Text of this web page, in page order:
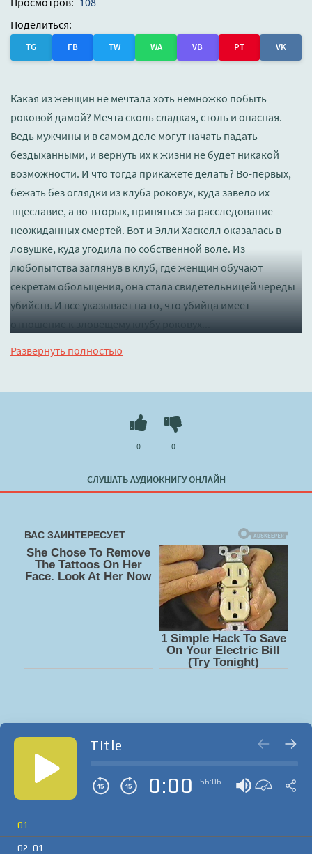
Поделиться:
TG FB TW WA VB PT VK
Какая из женщин не мечтала хоть немножко побыть
роковой дамой? Мечта сколь сладкая, столь и опасная.
Ведь мужчины и в самом деле могут начать падать
бездыханными, и вернуть их к жизни не будет никакой
возможности. И что тогда прикажете делать? Во-первых,
бежать без оглядки из клуба роковух, куда завело их
тщеславие, а во-вторых, приняться за расследование
неожиданных смертей. Вот и Элли Хаскелл оказалась в
ловушке, куда угодила по собственной воле. Из
любопытства заглянув в клуб, где женщин обучают
секретам обольщения, она стала свидетельницей череды
убийств. И все указывает на то, что убийца имеет
отношение к зловещему клубу роковух...
Развернуть полностью
СЛУШАТЬ АУДИОКНИГУ ОНЛАЙН
0 0
Title
0:00 56:06
01
02-01